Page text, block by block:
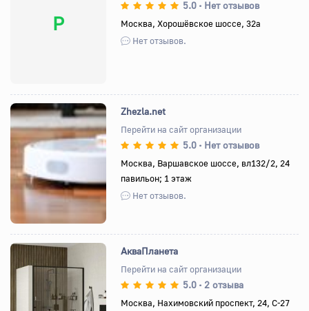
P
5.0 • Нет отзывов
Москва, Хорошёвское шоссе, 32а
Нет отзывов.
Назад Вперед
Zhezla.net
Перейти на сайт организации
5.0 • Нет отзывов
Москва, Варшавское шоссе, вл132/2, 24
павильон; 1 этаж
Нет отзывов.
Назад Вперед
АкваПланета
Перейти на сайт организации
5.0 • 2 отзыва
Москва, Нахимовский проспект, 24, С-27